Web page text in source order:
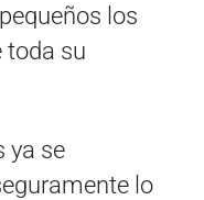
los
toda su
ya se
lo